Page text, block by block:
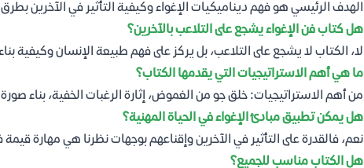
الهدف الرئيسي هو فهم ديناميكيات الإغواء وكيفية التأثير في الآخرين
هل كتاب فن الإغواء يشجع على التلاعب بالآخرين؟
لا، الكتاب لا يشجع على التلاعب، بل يركز على فهم طبيعة الإنسان وكيفية
ما هي أهم الاستراتيجيات التي يقدمها الكتاب؟
من أهم الاستراتيجيات: خلق جو من الغموض، إثارة الرغبات الخفية، بناء
هل يمكن تطبيق مبادئ الإغواء في الحياة المهنية؟
نعم، فالقدرة على التأثير في الآخرين وإقناعهم بوجهات نظرنا هي مهارة
هل الكتاب مناسب للجميع؟